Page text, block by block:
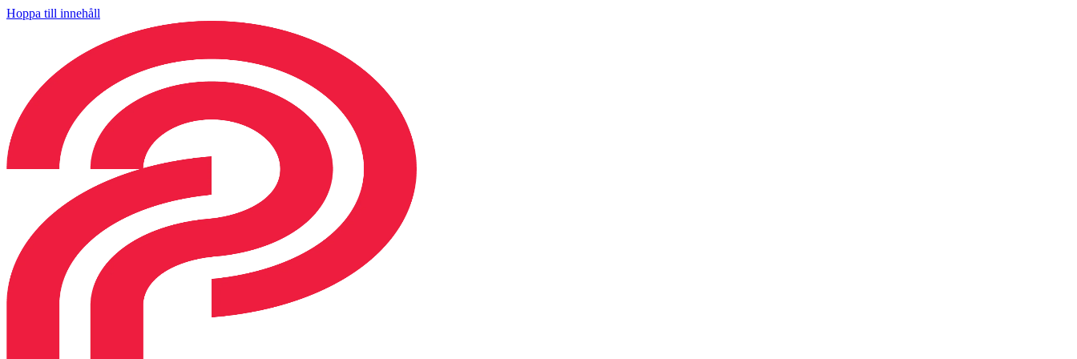
Hoppa till innehåll